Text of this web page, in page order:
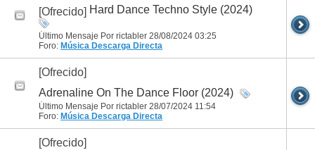
[Ofrecido] Hard Dance Techno Style (2024)
Último Mensaje Por rictabler 28/08/2024 03:25
Foro: Música Descarga Directa
[Ofrecido]
Adrenaline On The Dance Floor (2024)
Último Mensaje Por rictabler 28/07/2024 11:54
Foro: Música Descarga Directa
[Ofrecido]